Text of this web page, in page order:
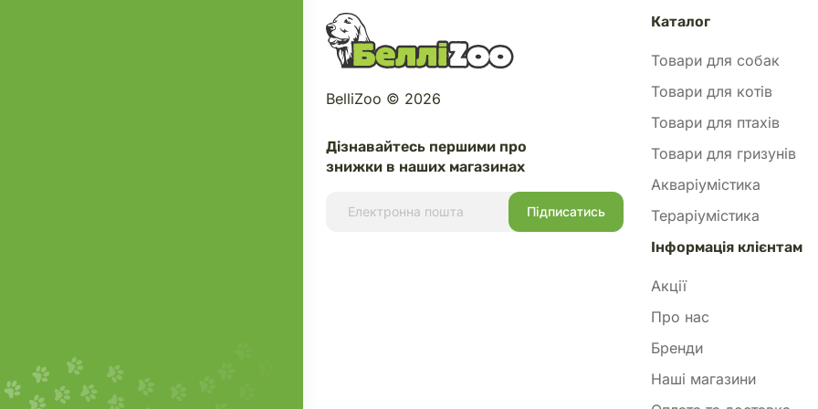
Дізнавайтесь першими про
знижки в наших магазинах
BelliZoo © 2026
Каталог
Товари для собак
Товари для котів
Товари для птахів
Товари для гризунів
Акваріумістика
Тераріумістика
Інформація клієнтам
Акції
Про нас
Бренди
Наші магазини